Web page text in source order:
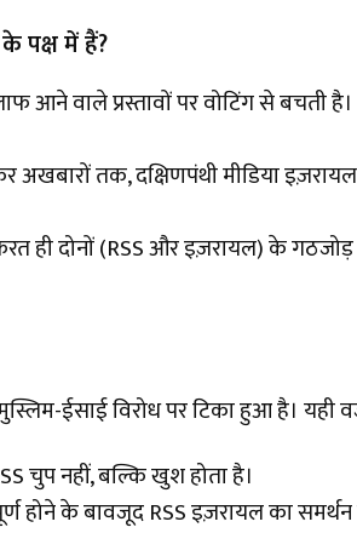
पक्ष में हैं?
आने वाले प्रस्तावों पर वोटिंग से बचती है।
अखबारों तक, दक्षिणपंथी मीडिया
ही दोनों (RSS और इज़रायल) के
ईसाई विरोध पर टिका हुआ है। यही
चुप नहीं, बल्कि खुश होता है।
होने के बावजूद RSS इज़रायल का समर्थन